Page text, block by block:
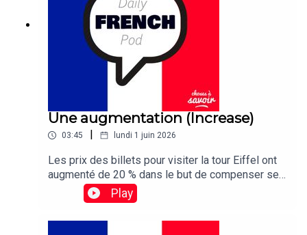
Une augmentation (Increase)
03:45 lundi 1 juin 2026
Les prix des billets pour visiter la tour Eiffel ont
augmenté de 20 % dans le but de compenser ses
coûts de maintenance élevés.Traduction :Ticket
prices for visiting the Eiffel Tower have been
raised 20 percent in a bid to offset its sky-high
Play